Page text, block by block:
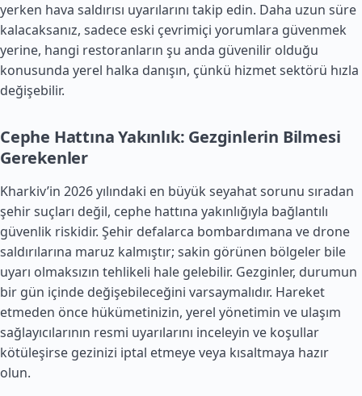
yerken hava saldırısı uyarılarını takip edin. Daha uzun süre
kalacaksanız, sadece eski çevrimiçi yorumlara güvenmek
yerine, hangi restoranların şu anda güvenilir olduğu
konusunda yerel halka danışın, çünkü hizmet sektörü hızla
değişebilir.
Cephe Hattına Yakınlık: Gezginlerin Bilmesi
Gerekenler
Kharkiv’in 2026 yılındaki en büyük seyahat sorunu sıradan
şehir suçları değil, cephe hattına yakınlığıyla bağlantılı
güvenlik riskidir. Şehir defalarca bombardımana ve drone
saldırılarına maruz kalmıştır; sakin görünen bölgeler bile
uyarı olmaksızın tehlikeli hale gelebilir. Gezginler, durumun
bir gün içinde değişebileceğini varsaymalıdır. Hareket
etmeden önce hükümetinizin, yerel yönetimin ve ulaşım
sağlayıcılarının resmi uyarılarını inceleyin ve koşullar
kötüleşirse gezinizi iptal etmeye veya kısaltmaya hazır
olun.